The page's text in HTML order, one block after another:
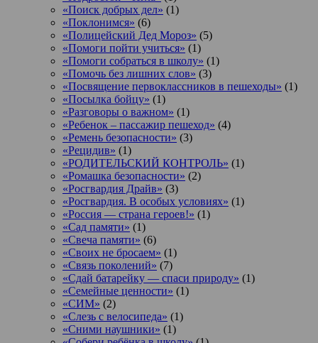
«Поиск добрых дел» (1)
«Поклонимся» (6)
«Полицейский Дед Мороз» (5)
«Помоги пойти учиться» (1)
«Помоги собраться в школу» (1)
«Помочь без лишних слов» (3)
«Посвящение первоклассников в пешеходы» (1)
«Посылка бойцу» (1)
«Разговоры о важном» (1)
«Ребенок – пассажир пешеход» (4)
«Ремень безопасности» (3)
«Рецидив» (1)
«РОДИТЕЛЬСКИЙ КОНТРОЛЬ» (1)
«Ромашка безопасности» (2)
«Росгвардия Драйв» (3)
«Росгвардия. В особых условиях» (1)
«Россия — страна героев!» (1)
«Сад памяти» (1)
«Свеча памяти» (6)
«Своих не бросаем» (1)
«Связь поколений» (7)
«Сдай батарейку — спаси природу» (1)
«Семейные ценности» (1)
«СИМ» (2)
«Слезь с велосипеда» (1)
«Сними наушники» (1)